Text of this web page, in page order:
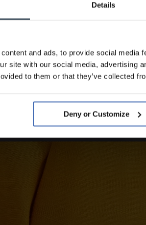
Details
and ads, to provide social media
site with our social media, advertising
to them or that they’ve collected
Deny or Customize